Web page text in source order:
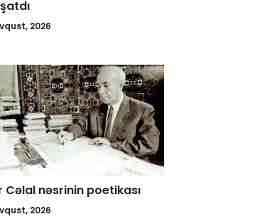
2026
Cəlal nəsrinin poetikası
2026